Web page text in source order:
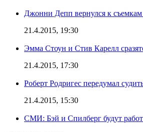
Джонни Депп вернулся к
21.4.2015, 19:30
Эмма Стоун и Стив Карелл
21.4.2015, 17:30
Роберт Родригес передумал
21.4.2015, 15:30
СМИ: Бэй и Спилберг будут